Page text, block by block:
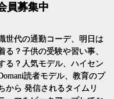
員募集中
世代の通勤コーデ、明日は
る？子供の受験や習い事、
る？人気モデル、ハイセン
読者モデル、教育のプ
から 発信されるタイムリ